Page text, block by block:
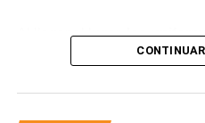
Al llegar al lugar,los
hombre que salió de la
agresión.Al advertir la
acercarse nuevamente con